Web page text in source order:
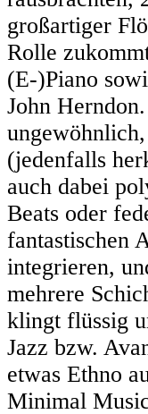
großartiger
Rolle
(E-)Piano
John
(jedenfalls
auch dabei
Beats oder
fantastischen
integrieren,
mehrere
klingt flüssig
Jazz bzw.
etwas Ethno
Minimal